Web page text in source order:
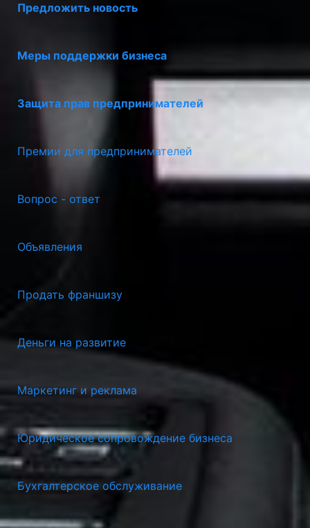
Предложить новость
Меры поддержки бизнеса
Защита прав предпринимателей
Премии для предпринимателей
Вопрос - ответ
Объявления
Продать франшизу
Деньги на развитие
Маркетинг и реклама
Юридическое сопровождение бизнеса
Бухгалтерское обслуживание